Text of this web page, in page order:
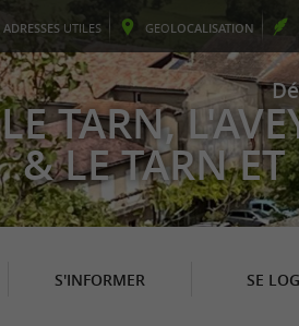
ADRESSES UTILES GEOLOCALISATION
LE TARN,
& LE TARN
S'INFORMER SE